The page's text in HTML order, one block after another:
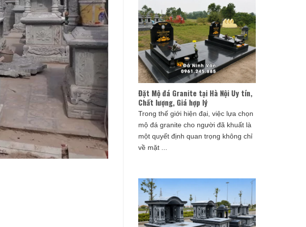
Đặt Mộ đá Granite tại Hà Nội Uy tín,
Chất lượng, Giá hợp lý
Trong thế giới hiện đại, việc lựa chọn
mộ đá granite cho người đã khuất là
một quyết định quan trọng không chỉ
về mặt ...